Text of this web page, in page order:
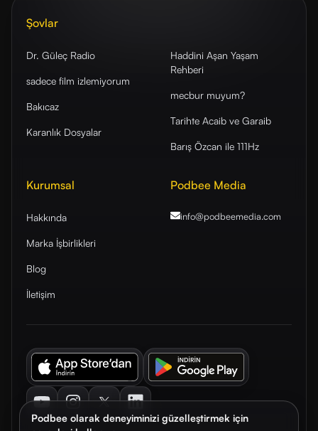
Podbee olarak deneyiminizi güzelleştirmek için
Şovlar
Dr. Güleç Radio
sadece film izlemiyorum
Bakıcaz
Karanlık Dosyalar
Haddini Aşan Yaşam
Rehberi
mecbur muyum?
Tarihte Acaib ve Garaib
Barış Özcan ile 111Hz
Kurumsal
Hakkında
Marka İşbirlikleri
Blog
İletişim
Podbee Media
info@podbeemedia.com